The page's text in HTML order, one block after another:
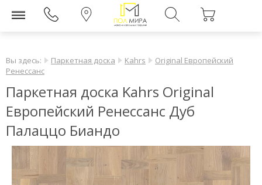
Вы здесь: Паркетная доска Kahrs
Original Европейский
Ренессанс
Паркетная доска Kahrs Original
Европейский Ренессанс Дуб
Палаццо Биандо